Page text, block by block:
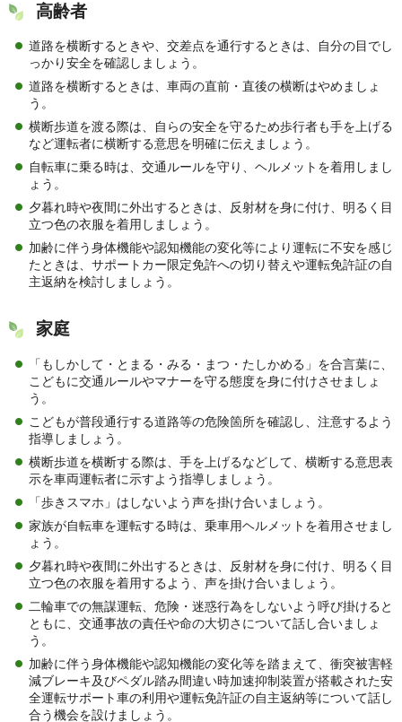
高齢者
道路を横断するときや、交差点を通行するときは、自分の目でし
っかり安全を確認しましょう。
道路を横断するときは、車両の直前・直後の横断はやめましょ
う。
横断歩道を渡る際は、自らの安全を守るため歩行者も手を上げる
など運転者に横断する意思を明確に伝えましょう。
自転車に乗る時は、交通ルールを守り、ヘルメットを着用しまし
ょう。
夕暮れ時や夜間に外出するときは、反射材を身に付け、明るく目
立つ色の衣服を着用しましょう。
加齢に伴う身体機能や認知機能の変化等により運転に不安を感じ
たときは、サポートカー限定免許への切り替えや運転免許証の自
主返納を検討しましょう。
家庭
「もしかして・とまる・みる・まつ・たしかめる」を合言葉に、
こどもに交通ルールやマナーを守る態度を身に付けさせましょ
う。
こどもが普段通行する道路等の危険箇所を確認し、注意するよう
指導しましょう。
横断歩道を横断する際は、手を上げるなどして、横断する意思表
示を車両運転者に示すよう指導しましょう。
「歩きスマホ」はしないよう声を掛け合いましょう。
家族が自転車を運転する時は、乗車用ヘルメットを着用させまし
ょう。
夕暮れ時や夜間に外出するときは、反射材を身に付け、明るく目
立つ色の衣服を着用するよう、声を掛け合いましょう。
二輪車での無謀運転、危険・迷惑行為をしないよう呼び掛けると
ともに、交通事故の責任や命の大切さについて話し合いましょ
う。
加齢に伴う身体機能や認知機能の変化等を踏まえて、衝突被害軽
減ブレーキ及びペダル踏み間違い時加速抑制装置が搭載された安
全運転サポート車の利用や運転免許証の自主返納等について話し
合う機会を設けましょう。